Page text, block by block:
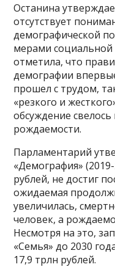
Останина
отсутствует
демографической
мерами
отметила, что
демографии
прошел с трудом,
«резкого и
обсуждение
рождаемости.
Парламентарий
«Демография»
рублей, не достиг
ожидаемая
увеличилась,
человек, а
Несмотря на это,
«Семья» до 2030
17,9 трлн рублей.